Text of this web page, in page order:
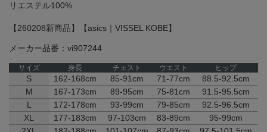
リエステル100%
【260208新商品】【asics｜VISSEL KOBE】
メーカー品番：vi907244
サイズ 身長 チェスト ウエスト ヒップ
S 162-168cm 85-91cm 71-77cm
88.5-92.5cm
M
167-173cm 89-95cm 75-81cm
91.5-95.5cm
L
172-178cm 93-99cm 79-85cm
92.5-96.5cm
XL
177-183cm 97-103cm 83-89cm
95-99cm